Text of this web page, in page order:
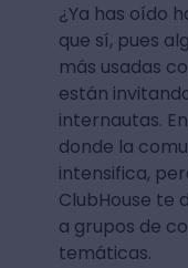
¿Ya has oído
que sí, pues
más usadas
están
internautas.
donde la
intensifica,
ClubHouse te
a grupos de
temáticas.